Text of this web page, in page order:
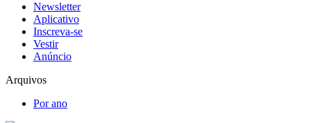
Newsletter
Aplicativo
Inscreva-se
Vestir
Anúncio
Arquivos
Por ano